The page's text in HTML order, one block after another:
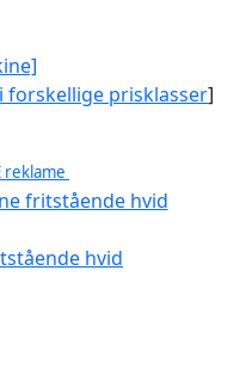
forskellige prisklasser]
reklame
hvid